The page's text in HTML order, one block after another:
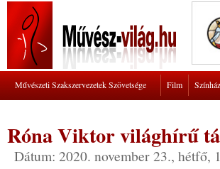
Művészeti Szakszervezetek Szövetsége Film Színház
Róna Viktor világhírű
Dátum: 2020. november 23., hétfő,